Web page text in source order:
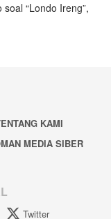
“Londo Ireng”,
KAMI
MEDIA SIBER
Twitter